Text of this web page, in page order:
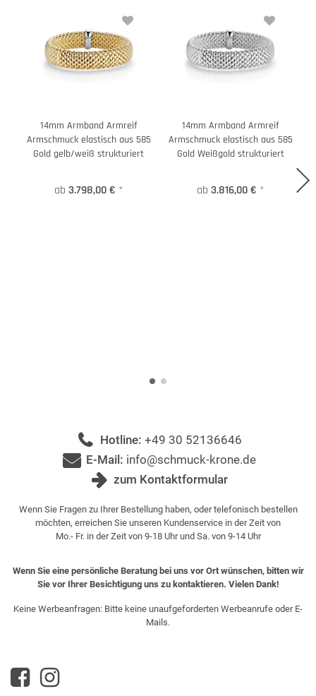
14mm Armband Armreif
Armschmuck elastisch aus 585
Gold gelb/weiß strukturiert
ab 3.798,00 € *
14mm Armband Armreif
Armschmuck elastisch aus 585
Gold Weißgold strukturiert
ab 3.816,00 € *
Hotline: +49 30 52136646
E-Mail: info@schmuck-krone.de
zum Kontaktformular
Wenn Sie Fragen zu Ihrer Bestellung haben, oder telefonisch bestellen
möchten, erreichen Sie unseren Kundenservice in der Zeit von
Mo.- Fr. in der Zeit von 9-18 Uhr und Sa. von 9-14 Uhr
Wenn Sie eine persönliche Beratung bei uns vor Ort wünschen, bitten wir
Sie vor Ihrer Besichtigung uns zu kontaktieren. Vielen Dank!
Keine Werbeanfragen: Bitte keine unaufgeforderten Werbeanrufe oder E-
Mails.